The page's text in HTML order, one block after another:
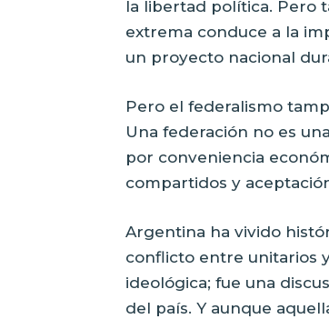
la libertad política. Pero
extrema conduce a la
un proyecto nacional
Pero el federalismo
Una federación no es
por conveniencia
compartidos y
Argentina ha vivido
conflicto entre unitarios
ideológica; fue una
del país. Y aunque